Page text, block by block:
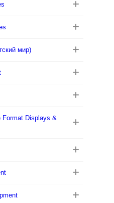
мир)
Format Displays &